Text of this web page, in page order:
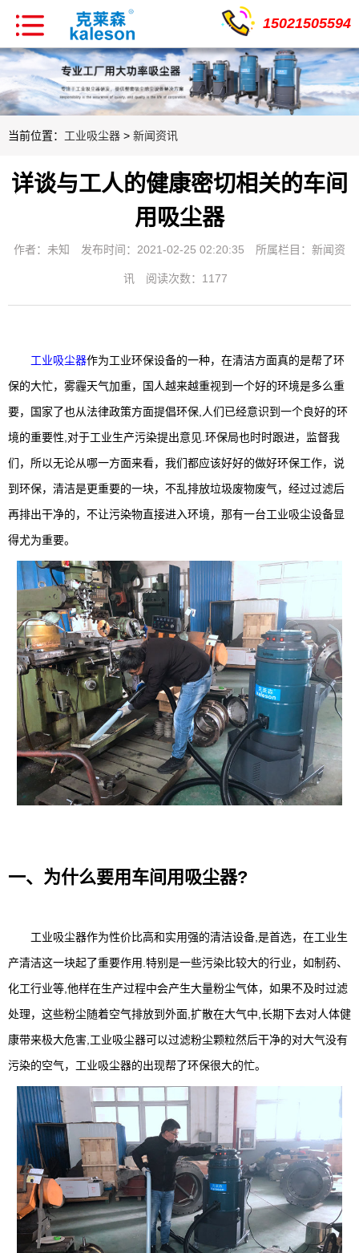
15021505594
当前位置： 工业吸尘器 > 新闻资讯
详谈与工人的健康密切相关的车间
用吸尘器
作者：未知 发布时间：2021-02-25 02:20:35 所属栏目： 新闻资
讯 阅读次数：1177
工业吸尘器作为工业环保设备的一种，在清洁方面真的是帮了环
保的大忙，雾霾天气加重，国人越来越重视到一个好的环境是多么重
要，国家了也从法律政策方面提倡环保,人们已经意识到一个良好的环
境的重要性,对于工业生产污染提出意见.环保局也时时跟进，监督我
们，所以无论从哪一方面来看，我们都应该好好的做好环保工作，说
到环保，清洁是更重要的一块，不乱排放垃圾废物废气，经过过滤后
再排出干净的，不让污染物直接进入环境，那有一台工业吸尘设备显
得尤为重要。
一、为什么要用车间用吸尘器?
工业吸尘器作为性价比高和实用强的清洁设备,是首选，在工业生
产清洁这一块起了重要作用.特别是一些污染比较大的行业，如制药、
化工行业等,他样在生产过程中会产生大量粉尘气体，如果不及时过滤
处理，这些粉尘随着空气排放到外面,扩散在大气中,长期下去对人体健
康带来极大危害,工业吸尘器可以过滤粉尘颗粒然后干净的对大气没有
污染的空气，工业吸尘器的出现帮了环保很大的忙。